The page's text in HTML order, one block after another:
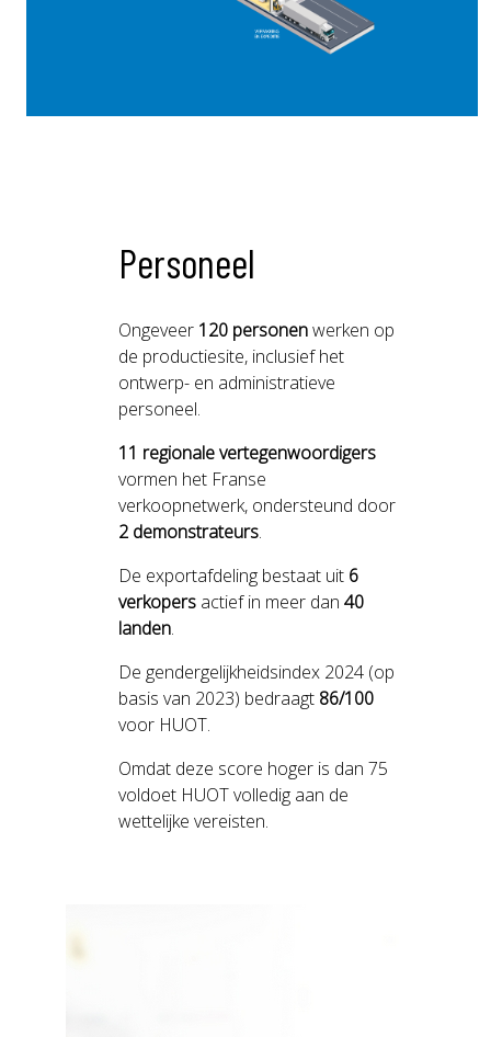
Personeel
Ongeveer 120 personenwerken op
de productiesite, inclusief het
ontwerp- en administratieve
personeel.
11 regionale vertegenwoordigers
vormen het Franse
verkoopnetwerk, ondersteund door
2 demonstrateurs.
De exportafdeling bestaat uit 6
verkopers actief in meer dan 40
landen.
De gendergelijkheidsindex 2024 (op
basis van 2023) bedraagt 86/100
voor HUOT.
Omdat deze score hoger is dan 75
voldoet HUOT volledig aan de
wettelijke vereisten.